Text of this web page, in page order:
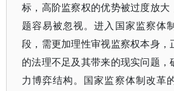
标，高阶监察权的优势被过度放大
题容易被忽视。进入国家监察体
段，需更加理性审视监察权本身，
的法理不足及其带来的现实问题，
力博弈结构。国家监察体制改革